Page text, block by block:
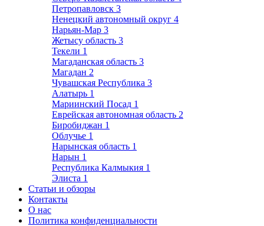
Петропавловск 3
Ненецкий автономный округ 4
Нарьян-Мар 3
Жетысу область 3
Текели 1
Магаданская область 3
Магадан 2
Чувашская Республика 3
Алатырь 1
Мариинский Посад 1
Еврейская автономная область 2
Биробиджан 1
Облучье 1
Нарынская область 1
Нарын 1
Республика Калмыкия 1
Элиста 1
Статьи и обзоры
Контакты
О нас
Политика конфиденциальности